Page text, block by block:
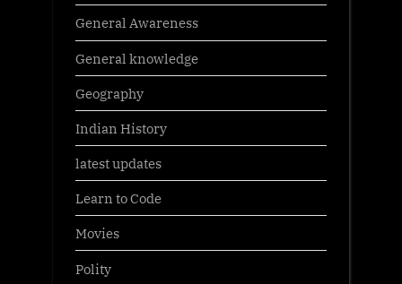
General Awareness
General knowledge
Geography
Indian History
latest updates
Learn to Code
Movies
Polity